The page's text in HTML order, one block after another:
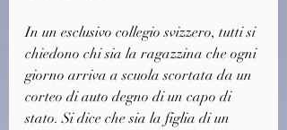
In un esclusivo collegio svizzero, tutti si
chiedono chi sia la ragazzina che ogni
giorno arriva a scuola scortata da un
corteo di auto degno di un capo di
stato. Si dice che sia la figlia di un